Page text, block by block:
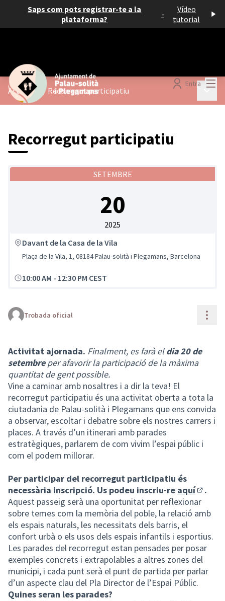
Saps com pots registrar-te a la
plataforma?
-
Vídeo
tutorial
Entra
Activitats / Recorregut participatiu
Recorregut participatiu
SETEMBRE
20
2025
Davant de la Casa de la Vila
Plaça de la Vila, 1, 08184 Palau-solità i Plegamans, Barcelona
10:00 AM - 12:30 PM CEST
Trobada oficial
Activitat ajornada. Finalment, es farà eldia 20 de
setembreper afavorir la participació de la màxima
quantitat de gent possible.
Vine a caminar amb nosaltres i a dir la teva! El
recorregut participatiu és una activitat oberta a tota la
ciutadania de Palau-solità i Plegamans que ens convida
a observar, escoltar i debatre sobre els nostres carrers i
places. A través d’un itinerari amb parades
estratègiques, parlarem de com vivim l’espai públic i
com el podem millorar.
Per participar del recorregut participatiu és
necessària inscripció. Us podeu inscriu-re aquí
(Enllaç
.
Aquest passeig serà una oportunitat per reflexionar
sobre temes com la memòria del poble, la relació amb
els espais naturals, les necessitats dels barris, el
confort urbà o els usos dels espais infantils i esportius.
Les parades del recorregut estan pensades per posar
exemples concrets i extrapolables a altres zones del
municipi, i cada punt serà el punt de partida per parlar
d’un aspecte clau del Pla Director de l’Espai Públic.
Quines seran les parades?